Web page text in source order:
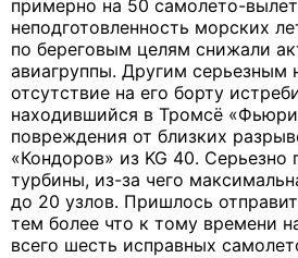
примерно на 50 самолето-
неподготовленность морских
по береговым целям снижали
авиагруппы. Другим серьезным
отсутствие на его борту
находившийся в Тромсё
повреждения от близких
«Кондоров» из KG 40. Серьезно
турбины, из-за чего
до 20 узлов. Пришлось
тем более что к тому времени
всего шесть исправных